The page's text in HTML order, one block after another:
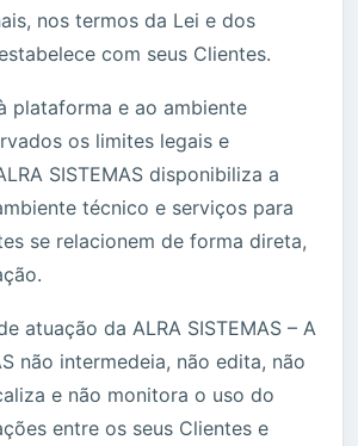
nos termos da Lei e dos
com seus Clientes.
plataforma e ao ambiente
os limites legais e
SISTEMAS disponibiliza a
técnico e serviços para
se relacionem de forma direta,
atuação da ALRA SISTEMAS – A
não intermedeia, não edita, não
e não monitora o uso do
entre os seus Clientes e